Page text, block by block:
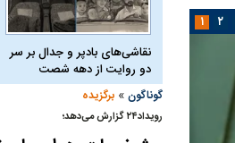
نقاشی‌های بادپر و جدال بر سر
دو روایت از دهه شصت
گوناگون » برگزیده
رویداد۲۴ گزارش می‌دهد؛
۱ ۲